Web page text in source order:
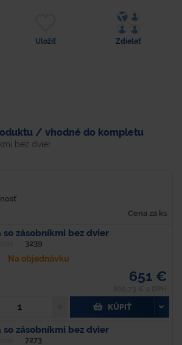
Uložiť Zdielať
/ vhodné do kompletu
bez dvier
Cena za ks
so zásobníkmi bez dvier
3239
Na objednávku
651 €
KÚPIŤ
so zásobníkmi bez dvier
7273